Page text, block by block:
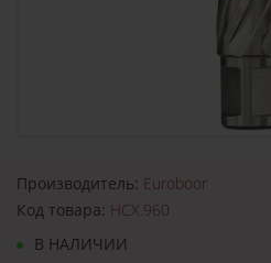
Производитель: Euroboor
Код товара: HCX.960
В НАЛИЧИИ